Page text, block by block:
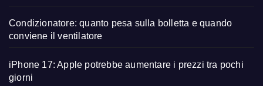
Condizionatore: quanto pesa sulla bolletta e quando
conviene il ventilatore
iPhone 17: Apple potrebbe aumentare i prezzi tra pochi
giorni